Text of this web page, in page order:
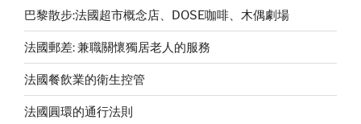
巴黎散步:法國超市概念店、DOSE咖啡、木偶劇場
法國郵差: 兼職關懷獨居老人的服務
法國餐飲業的衛生控管
法國圓環的通行法則